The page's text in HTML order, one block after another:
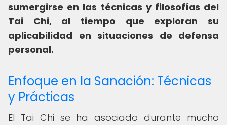
sumergirse en las técnicas y filosofías del
Tai Chi, al tiempo que exploran su
aplicabilidad en situaciones de defensa
personal.
Enfoque en la Sanación: Técnicas
y Prácticas
El Tai Chi se ha asociado durante mucho